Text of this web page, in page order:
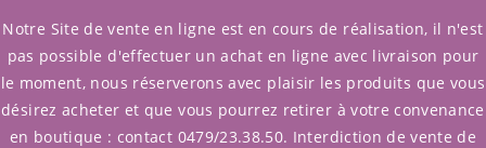
0
Filtrer Produits/ Afficher l'unique
résultat
Notre Site de vente en ligne est en cours de réalisation, il n'est
pas possible d'effectuer un achat en ligne avec livraison pour
le moment, nous réserverons avec plaisir les produits que vous
désirez acheter et que vous pourrez retirer à votre convenance
en boutique : contact 0479/23.38.50. Interdiction de vente de